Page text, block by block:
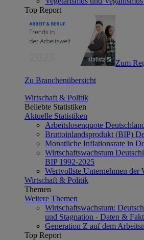
Top Report
Zum
Zu Branchenübersicht
Wirtschaft & Politik
Beliebte Statistiken
Aktuelle Statistiken
Arbeitslosenquote
Bruttoinlandsprodukt (BIP)
Monatliche Inflationsrate in
Wirtschaftswachstum
BIP 1992-2025
Wertvollste Unternehmen der
Wirtschaft & Politik
Themen
Weitere Themen
Wirtschaftswachstum:
und Stagnation - Daten &
Generation Z auf dem
Top Report